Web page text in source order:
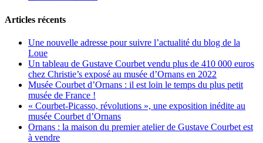
Articles récents
Une nouvelle adresse pour suivre l’actualité du blog de la
Loue
Un tableau de Gustave Courbet vendu plus de 410 000 euros
chez Christie’s exposé au musée d’Ornans en 2022
Musée Courbet d’Ornans : il est loin le temps du plus petit
musée de France !
« Courbet-Picasso, révolutions », une exposition inédite au
musée Courbet d’Ornans
Ornans : la maison du premier atelier de Gustave Courbet est
à vendre